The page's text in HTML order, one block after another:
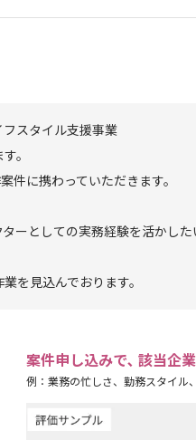
スタイル支援事業
。
件に携わっていただきます。
ーとしての実務経験を活かし
を見込んでおります。
案件申し込みで､ 該当企
例：業務の忙しさ、勤務スタイル